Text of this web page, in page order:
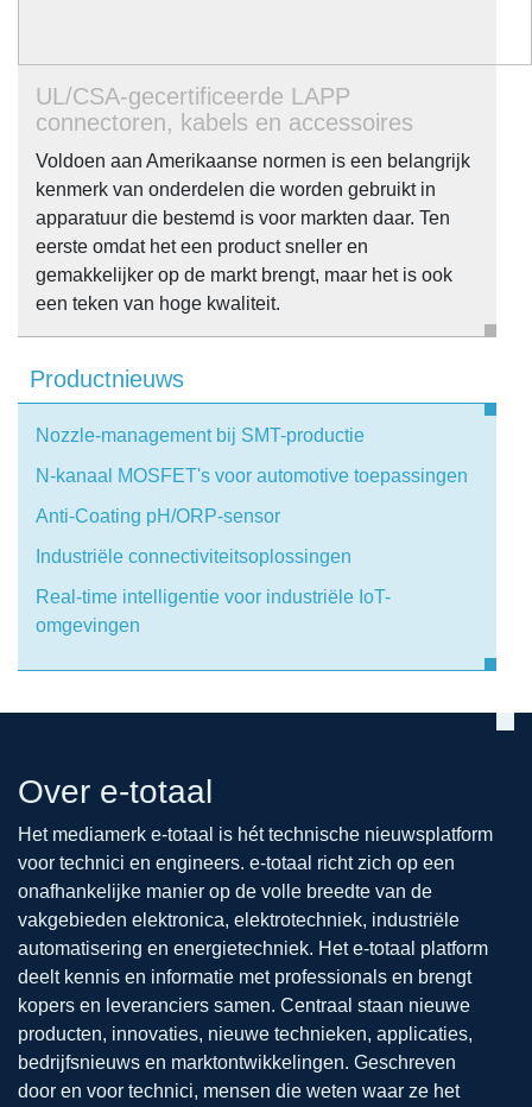
UL/CSA-gecertificeerde LAPP
connectoren, kabels en accessoires
Voldoen aan Amerikaanse normen is een belangrijk
kenmerk van onderdelen die worden gebruikt in
apparatuur die bestemd is voor markten daar. Ten
eerste omdat het een product sneller en
gemakkelijker op de markt brengt, maar het is ook
een teken van hoge kwaliteit.
Productnieuws
Nozzle-management bij SMT-productie
N-kanaal MOSFET's voor automotive toepassingen
Anti-Coating pH/ORP-sensor
Industriële connectiviteitsoplossingen
Real-time intelligentie voor industriële IoT-
omgevingen
Over e-totaal
Het mediamerk e-totaal is hét technische nieuwsplatform
voor technici en engineers. e-totaal richt zich op een
onafhankelijke manier op de volle breedte van de
vakgebieden elektronica, elektrotechniek, industriële
automatisering en energietechniek. Het e-totaal platform
deelt kennis en informatie met professionals en brengt
kopers en leveranciers samen. Centraal staan nieuwe
producten, innovaties, nieuwe technieken, applicaties,
bedrijfsnieuws en marktontwikkelingen. Geschreven
door en voor technici, mensen die weten waar ze het